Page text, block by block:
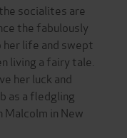
socialites are
the fabulously
life and swept
living a fairy tale.
her luck and
as a fledgling
in New